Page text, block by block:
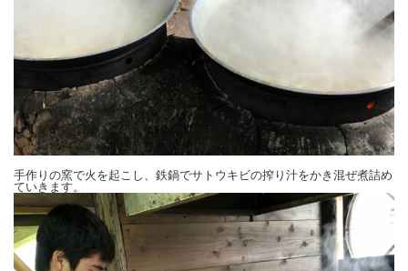
手作りの窯で火を起こし、鉄鍋でサトウキビの搾り汁をかき混ぜ煮詰め
ていきます。